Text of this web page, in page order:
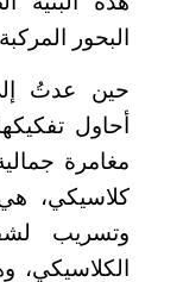
البحور
حين عدتُ
أحاول
مغامرة
كلاسيكي،
وتسريب